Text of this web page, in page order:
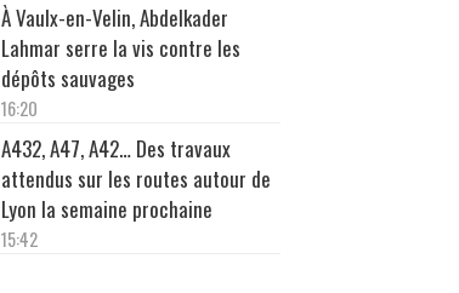
À Vaulx-en-Velin, Abdelkader
Lahmar serre la vis contre les
dépôts sauvages
16:20
A432, A47, A42… Des travaux
attendus sur les routes autour de
Lyon la semaine prochaine
15:42